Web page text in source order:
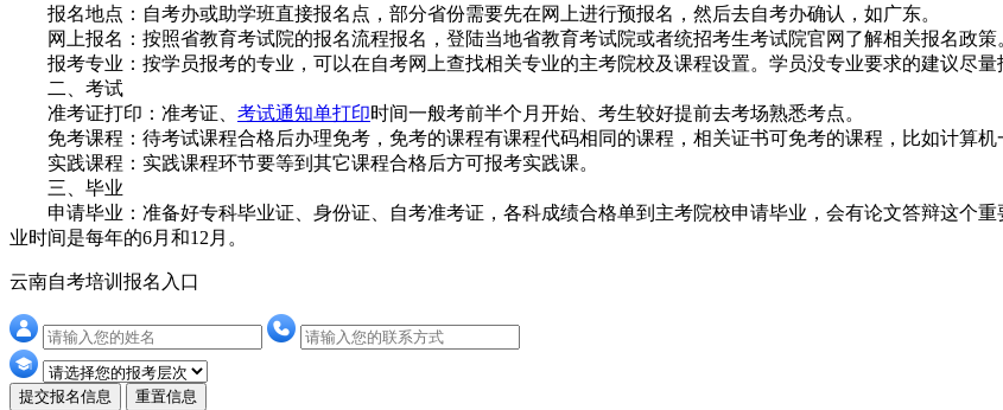
报名地点：自考办或助学班直接报名点，部分省份需要先在网上进行预报名，然后去自考办确认，如广东。
网上报名：按照省教育考试院的报名流程报名，登陆当地省教育考试院或者统招考生考试院官网了解相关报名政策
报考专业：按学员报考的专业，可以在自考网上查找相关专业的主考院校及课程设置。学员没专业要求的建议尽量
二、考试
准考证打印：准考证、 考试通知单打印时间一般考前半个月开始、考生较好提前去考场熟悉考点。
免考课程：待考试课程合格后办理免考，免考的课程有课程代码相同的课程，相关证书可免考的课程，比如计算机
实践课程：实践课程环节要等到其它课程合格后方可报考实践课。
三、毕业
申请毕业：准备好专科毕业证、身份证、自考准考证，各科成绩合格单到主考院校申请毕业，会有论文答辩这个
业时间是每年的6月和12月。
云南自考培训报名入口
提交报名信息 重置信息